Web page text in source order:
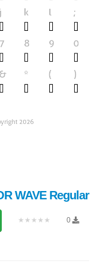
WAVE Regular
0
★★★★★